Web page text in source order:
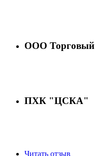
ООО
ПХК "ЦСКА"
Читать отзыв